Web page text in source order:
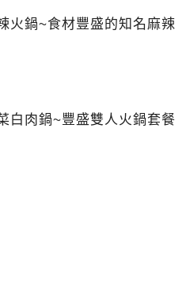
火鍋~食材豐盛的知名麻辣
白肉鍋~豐盛雙人火鍋套餐